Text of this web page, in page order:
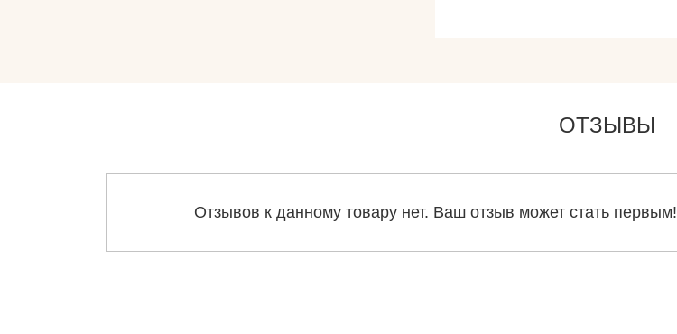
ОТЗЫВЫ
Отзывов к данному товару нет. Ваш отзыв может стать первым!